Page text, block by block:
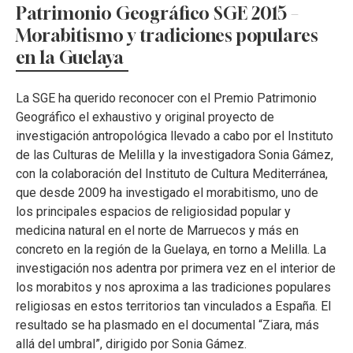
Patrimonio Geográfico SGE 2015 –
Morabitismo y tradiciones populares
en la Guelaya
La SGE ha querido reconocer con el Premio Patrimonio
Geográfico el exhaustivo y original proyecto de
investigación antropológica llevado a cabo por el Instituto
de las Culturas de Melilla y la investigadora Sonia Gámez,
con la colaboración del Instituto de Cultura Mediterránea,
que desde 2009 ha investigado el morabitismo, uno de
los principales espacios de religiosidad popular y
medicina natural en el norte de Marruecos y más en
concreto en la región de la Guelaya, en torno a Melilla. La
investigación nos adentra por primera vez en el interior de
los morabitos y nos aproxima a las tradiciones populares
religiosas en estos territorios tan vinculados a España. El
resultado se ha plasmado en el documental “Ziara, más
allá del umbral”, dirigido por Sonia Gámez.